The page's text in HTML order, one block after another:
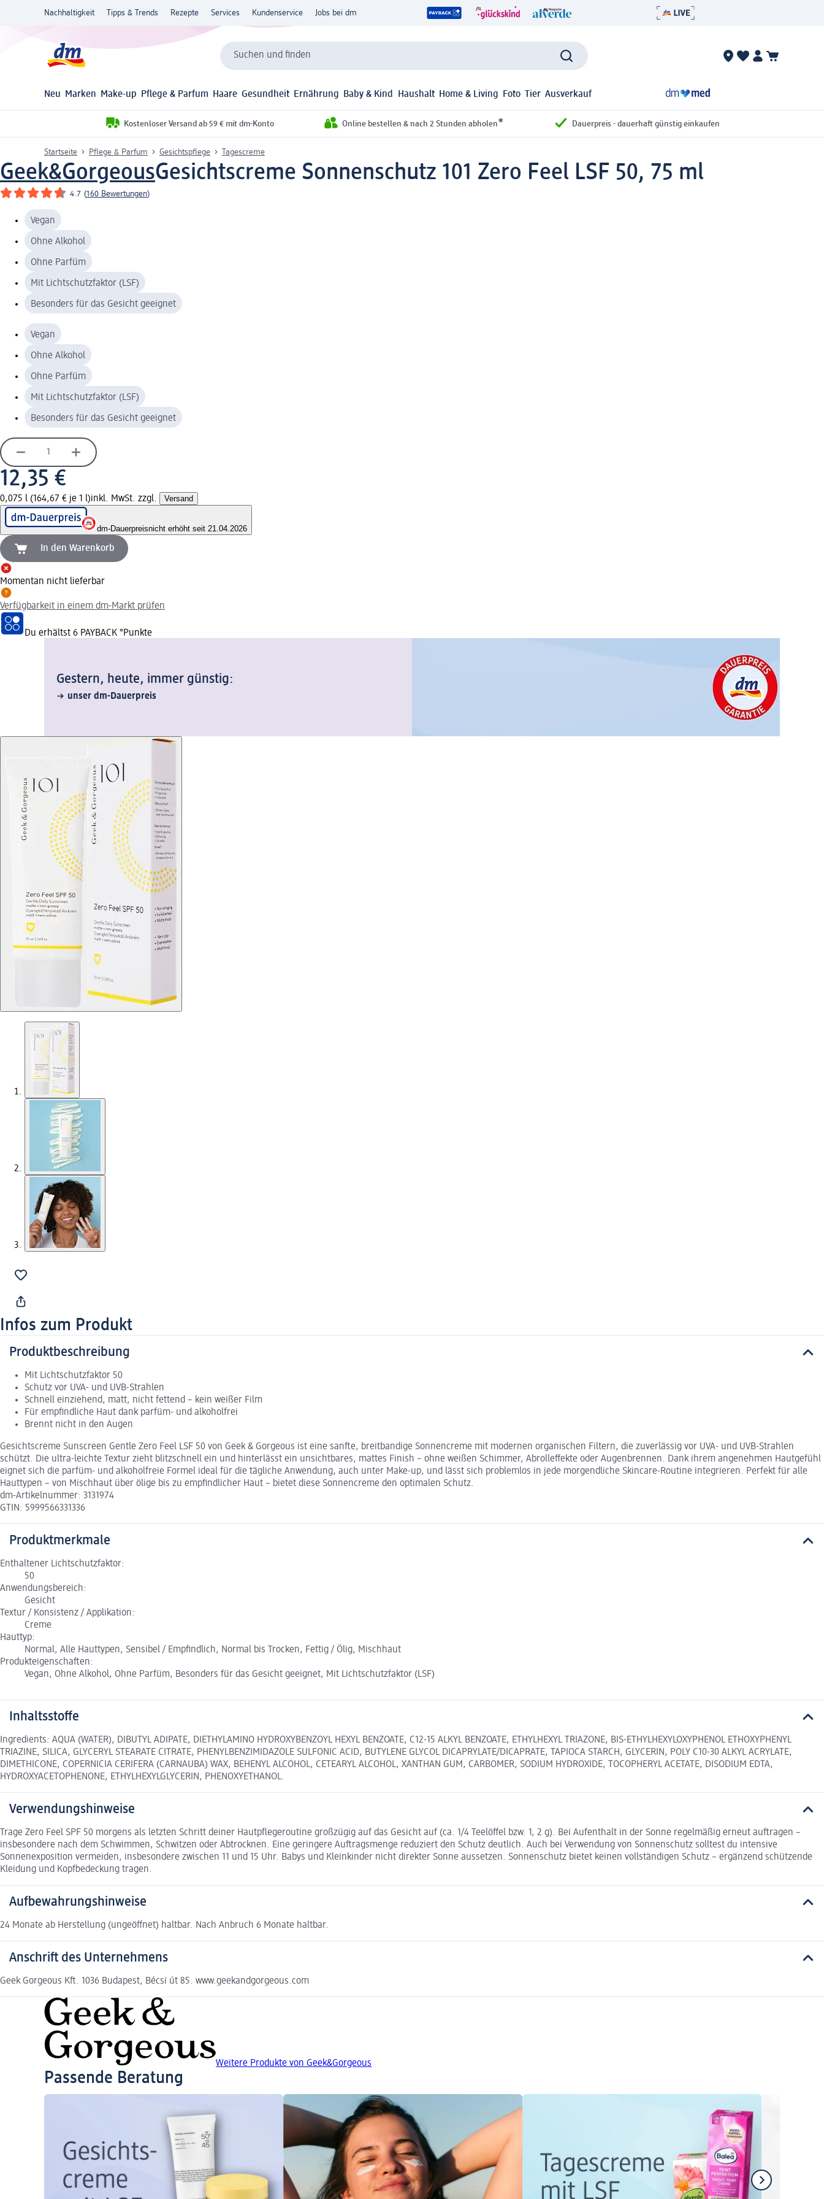
Nachhaltigkeit Tipps & Trends Rezepte Services Kundenservice Jobs bei dm
Suchen und finden
Neu Marken Make-up Pflege & Parfum Haare Gesundheit Ernährung Baby & Kind Haushalt Home & Living Foto Tier Ausverkauf
Kostenloser Versand ab 59 € mit dm-Konto Online bestellen & nach 2 Stunden abholen* Dauerpreis - dauerhaft günstig einkaufen
Startseite Pflege & Parfum Gesichtspflege Tagescreme
Geek&GorgeousGesichtscreme Sonnenschutz 101 Zero Feel LSF 50, 75 ml
4.7 (160 Bewertungen)
Vegan
Ohne Alkohol
Ohne Parfüm
Mit Lichtschutzfaktor (LSF)
Besonders für das Gesicht geeignet
Vegan
Ohne Alkohol
Ohne Parfüm
Mit Lichtschutzfaktor (LSF)
Besonders für das Gesicht geeignet
12,35 €
0,075 l (164,67 € je 1 l)inkl. MwSt. zzgl. Versand
dm-Dauerpreisnicht erhöht seit 21.04.2026
In den Warenkorb
Momentan nicht lieferbar
Verfügbarkeit in einem dm-Markt prüfen
Du erhältst 6 PAYBACK °Punkte
Gestern, heute, immer günstig:
unser dm-Dauerpreis
Infos zum Produkt
Produktbeschreibung
Mit Lichtschutzfaktor 50
Schutz vor UVA- und UVB-Strahlen
Schnell einziehend, matt, nicht fettend – kein weißer Film
Für empfindliche Haut dank parfüm- und alkoholfrei
Brennt nicht in den Augen
Gesichtscreme Sunscreen Gentle Zero Feel LSF 50 von Geek & Gorgeous ist eine sanfte, breitbandige Sonnencreme mit modernen organischen Filtern, die zuverlässig vor UVA- und UVB-Strahlen
schützt. Die ultra-leichte Textur zieht blitzschnell ein und hinterlässt ein unsichtbares, mattes Finish – ohne weißen Schimmer, Abrolleffekte oder Augenbrennen. Dank ihrem angenehmen Hautgefühl
eignet sich die parfüm- und alkoholfreie Formel ideal für die tägliche Anwendung, auch unter Make-up, und lässt sich problemlos in jede morgendliche Skincare-Routine integrieren. Perfekt für alle
Hauttypen – von Mischhaut über ölige bis zu empfindlicher Haut – bietet diese Sonnencreme den optimalen Schutz.
dm-Artikelnummer: 3131974
GTIN: 5999566331336
Produktmerkmale
Enthaltener Lichtschutzfaktor:
50
Anwendungsbereich:
Gesicht
Textur / Konsistenz / Applikation:
Creme
Hauttyp:
Normal, Alle Hauttypen, Sensibel / Empfindlich, Normal bis Trocken, Fettig / Ölig, Mischhaut
Produkteigenschaften:
Vegan, Ohne Alkohol, Ohne Parfüm, Besonders für das Gesicht geeignet, Mit Lichtschutzfaktor (LSF)
Inhaltsstoffe
Ingredients: AQUA (WATER), DIBUTYL ADIPATE, DIETHYLAMINO HYDROXYBENZOYL HEXYL BENZOATE, C12-15 ALKYL BENZOATE, ETHYLHEXYL TRIAZONE, BIS-ETHYLHEXYLOXYPHENOL ETHOXYPHENYL
TRIAZINE, SILICA, GLYCERYL STEARATE CITRATE, PHENYLBENZIMIDAZOLE SULFONIC ACID, BUTYLENE GLYCOL DICAPRYLATE/DICAPRATE, TAPIOCA STARCH, GLYCERIN, POLY C10-30 ALKYL ACRYLATE,
DIMETHICONE, COPERNICIA CERIFERA (CARNAUBA) WAX, BEHENYL ALCOHOL, CETEARYL ALCOHOL, XANTHAN GUM, CARBOMER, SODIUM HYDROXIDE, TOCOPHERYL ACETATE, DISODIUM EDTA,
HYDROXYACETOPHENONE, ETHYLHEXYLGLYCERIN, PHENOXYETHANOL.
Verwendungshinweise
Trage Zero Feel SPF 50 morgens als letzten Schritt deiner Hautpflegeroutine großzügig auf das Gesicht auf (ca. 1/4 Teelöffel bzw. 1, 2 g). Bei Aufenthalt in der Sonne regelmäßig erneut auftragen –
insbesondere nach dem Schwimmen, Schwitzen oder Abtrocknen. Eine geringere Auftragsmenge reduziert den Schutz deutlich. Auch bei Verwendung von Sonnenschutz solltest du intensive
Sonnenexposition vermeiden, insbesondere zwischen 11 und 15 Uhr. Babys und Kleinkinder nicht direkter Sonne aussetzen. Sonnenschutz bietet keinen vollständigen Schutz – ergänzend schützende
Kleidung und Kopfbedeckung tragen.
Aufbewahrungshinweise
24 Monate ab Herstellung (ungeöffnet) haltbar. Nach Anbruch 6 Monate haltbar.
Anschrift des Unternehmens
Geek Gorgeous Kft. 1036 Budapest, Bécsi út 85. www.geekandgorgeous.com
Weitere Produkte von Geek&Gorgeous
Passende Beratung